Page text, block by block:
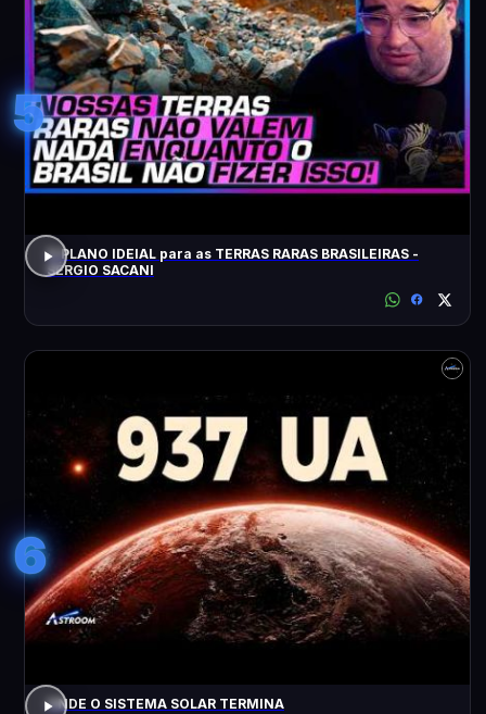
5
O PLANO IDEIAL para as TERRAS RARAS BRASILEIRAS -
SÉRGIO SACANI
6
ONDE O SISTEMA SOLAR TERMINA